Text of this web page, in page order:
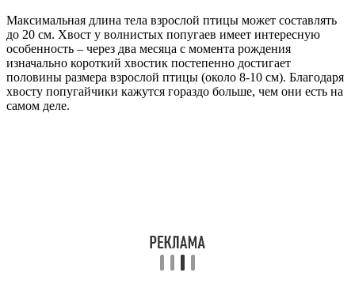
Максимальная длина тела взрослой птицы может составлять
до 20 см. Хвост у волнистых попугаев имеет интересную
особенность – через два месяца с момента рождения
изначально короткий хвостик постепенно достигает
половины размера взрослой птицы (около 8-10 см). Благодаря
хвосту попугайчики кажутся гораздо больше, чем они есть на
самом деле.